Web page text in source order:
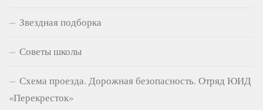
Звездная подборка
Советы школы
Схема проезда. Дорожная безопасность. Отряд ЮИД
«Перекресток»